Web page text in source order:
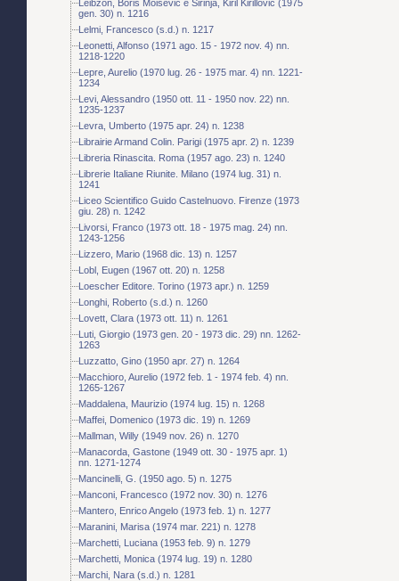
Leibzon, Boris Moisevic e Sirinja, Kiril Kirillovic (1975
gen. 30) n. 1216
Lelmi, Francesco (s.d.) n. 1217
Leonetti, Alfonso (1971 ago. 15 - 1972 nov. 4) nn.
1218-1220
Lepre, Aurelio (1970 lug. 26 - 1975 mar. 4) nn. 1221-
1234
Levi, Alessandro (1950 ott. 11 - 1950 nov. 22) nn.
1235-1237
Levra, Umberto (1975 apr. 24) n. 1238
Librairie Armand Colin. Parigi (1975 apr. 2) n. 1239
Libreria Rinascita. Roma (1957 ago. 23) n. 1240
Librerie Italiane Riunite. Milano (1974 lug. 31) n.
1241
Liceo Scientifico Guido Castelnuovo. Firenze (1973
giu. 28) n. 1242
Livorsi, Franco (1973 ott. 18 - 1975 mag. 24) nn.
1243-1256
Lizzero, Mario (1968 dic. 13) n. 1257
Lobl, Eugen (1967 ott. 20) n. 1258
Loescher Editore. Torino (1973 apr.) n. 1259
Longhi, Roberto (s.d.) n. 1260
Lovett, Clara (1973 ott. 11) n. 1261
Luti, Giorgio (1973 gen. 20 - 1973 dic. 29) nn. 1262-
1263
Luzzatto, Gino (1950 apr. 27) n. 1264
Macchioro, Aurelio (1972 feb. 1 - 1974 feb. 4) nn.
1265-1267
Maddalena, Maurizio (1974 lug. 15) n. 1268
Maffei, Domenico (1973 dic. 19) n. 1269
Mallman, Willy (1949 nov. 26) n. 1270
Manacorda, Gastone (1949 ott. 30 - 1975 apr. 1)
nn. 1271-1274
Mancinelli, G. (1950 ago. 5) n. 1275
Manconi, Francesco (1972 nov. 30) n. 1276
Mantero, Enrico Angelo (1973 feb. 1) n. 1277
Maranini, Marisa (1974 mar. 221) n. 1278
Marchetti, Luciana (1953 feb. 9) n. 1279
Marchetti, Monica (1974 lug. 19) n. 1280
Marchi, Nara (s.d.) n. 1281